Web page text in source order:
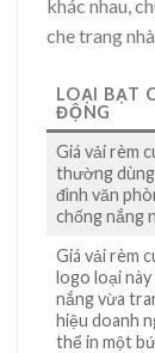
khác nhau,
che trang
LOẠI BẠT
ĐỘNG
Giá vải rèm
thường dùng
đình văn
chống nắng
Giá vải rèm
logo loại
nắng vừa
hiệu doanh
thể in một